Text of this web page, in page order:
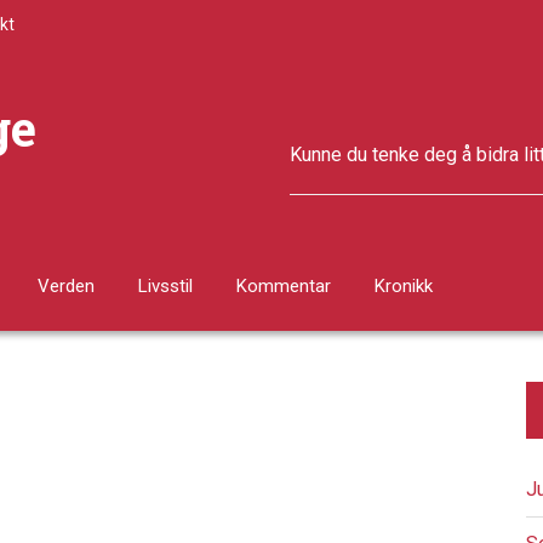
Kunne du tenke deg å bidra
Verden Livsstil Kommentar Kronikk